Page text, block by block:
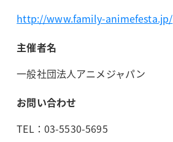
http://www.family-animefesta.jp/
主催者名
一般社団法人アニメジャパン
お問い合わせ
TEL：03-5530-5695